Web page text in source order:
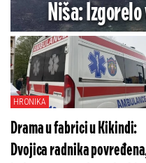
Niša: Izgorelo
HRONIKA
Drama u fabrici u Kikindi:
Dvojica radnika